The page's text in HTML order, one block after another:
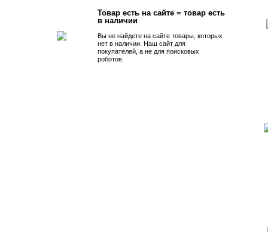
Товар есть на сайте = товар есть
в наличии
Вы не найдете на сайте товары, которых
нет в наличии. Наш сайт для
покупателей, а не для поисковых
роботов.